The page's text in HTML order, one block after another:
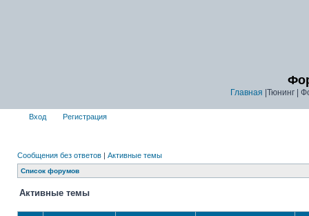
Главная |Тюнинг |
Вход Регистрация
Сообщения без ответов | Активные темы
Список форумов
Активные темы